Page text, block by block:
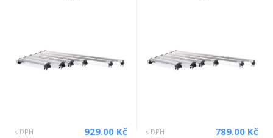
s DPH 929.00 Kč s DPH 789.00 Kč